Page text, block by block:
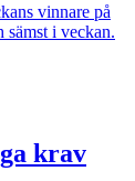
vinnare på
sämst i veckan.
krav